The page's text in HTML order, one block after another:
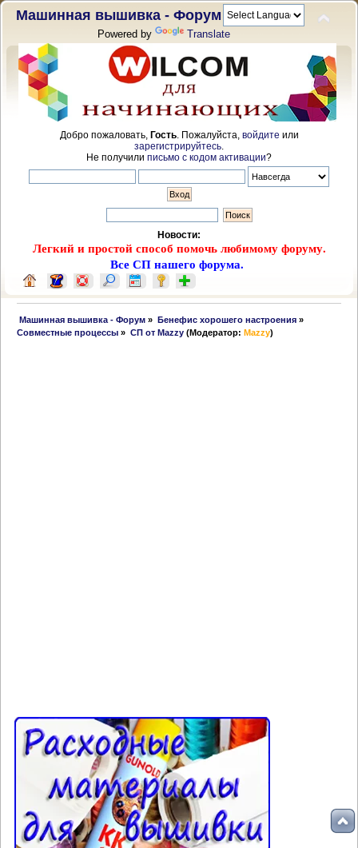
Машинная вышивка - Форум
Powered by Translate
Добро пожаловать, Гость. Пожалуйста, войдите или
зарегистрируйтесь
Не получили письмо с кодом активации?
Новости:
Легкий и простой способ помочь любимому форуму.
Все СП нашего форума.
Машинная вышивка - Форум » Бенефис хорошего настроения»
Совместные процессы » СП от Mazzy(Модератор: Mazzy)